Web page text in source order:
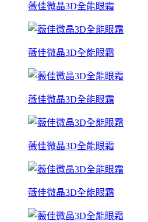
薇佳微晶3D全能眼霜
薇佳微晶3D全能眼霜
薇佳微晶3D全能眼霜
薇佳微晶3D全能眼霜
薇佳微晶3D全能眼霜